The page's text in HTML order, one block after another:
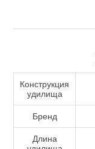
Конструкция
удилища
Бренд
Длина